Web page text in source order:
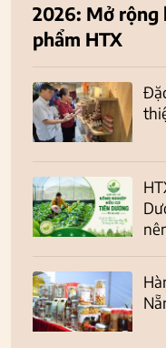
2026: Mở rộng
phẩm HTX